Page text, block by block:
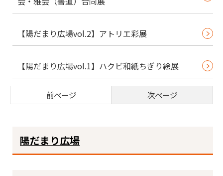
【陽だまり広場vol.2】アトリエ彩展
【陽だまり広場vol.1】ハクビ和紙ちぎり絵展
前ページ 次ページ
陽だまり広場